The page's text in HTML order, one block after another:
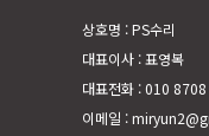
상호명 : PS수리
대표이사 : 표영복
대표전화 : 010
이메일 :